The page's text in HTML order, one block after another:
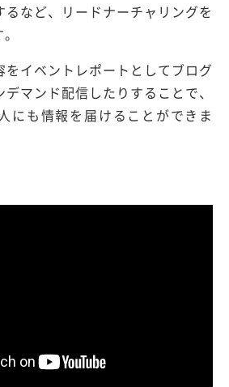
など、リードナーチャリングを
をイベントレポートとしてブログ
マンド配信したりすることで、
にも情報を届けることができま